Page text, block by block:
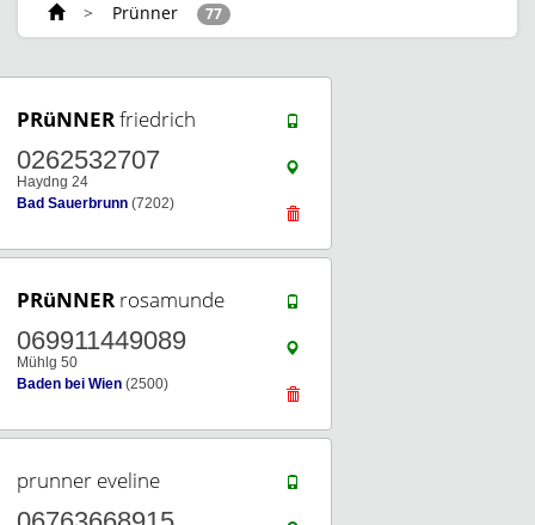
> Prünner 77
PRüNNERfriedrich
0262532707
Haydng 24
Bad Sauerbrunn (7202)
PRüNNER rosamunde
069911449089
Mühlg 50
Baden bei Wien (2500)
prunner eveline